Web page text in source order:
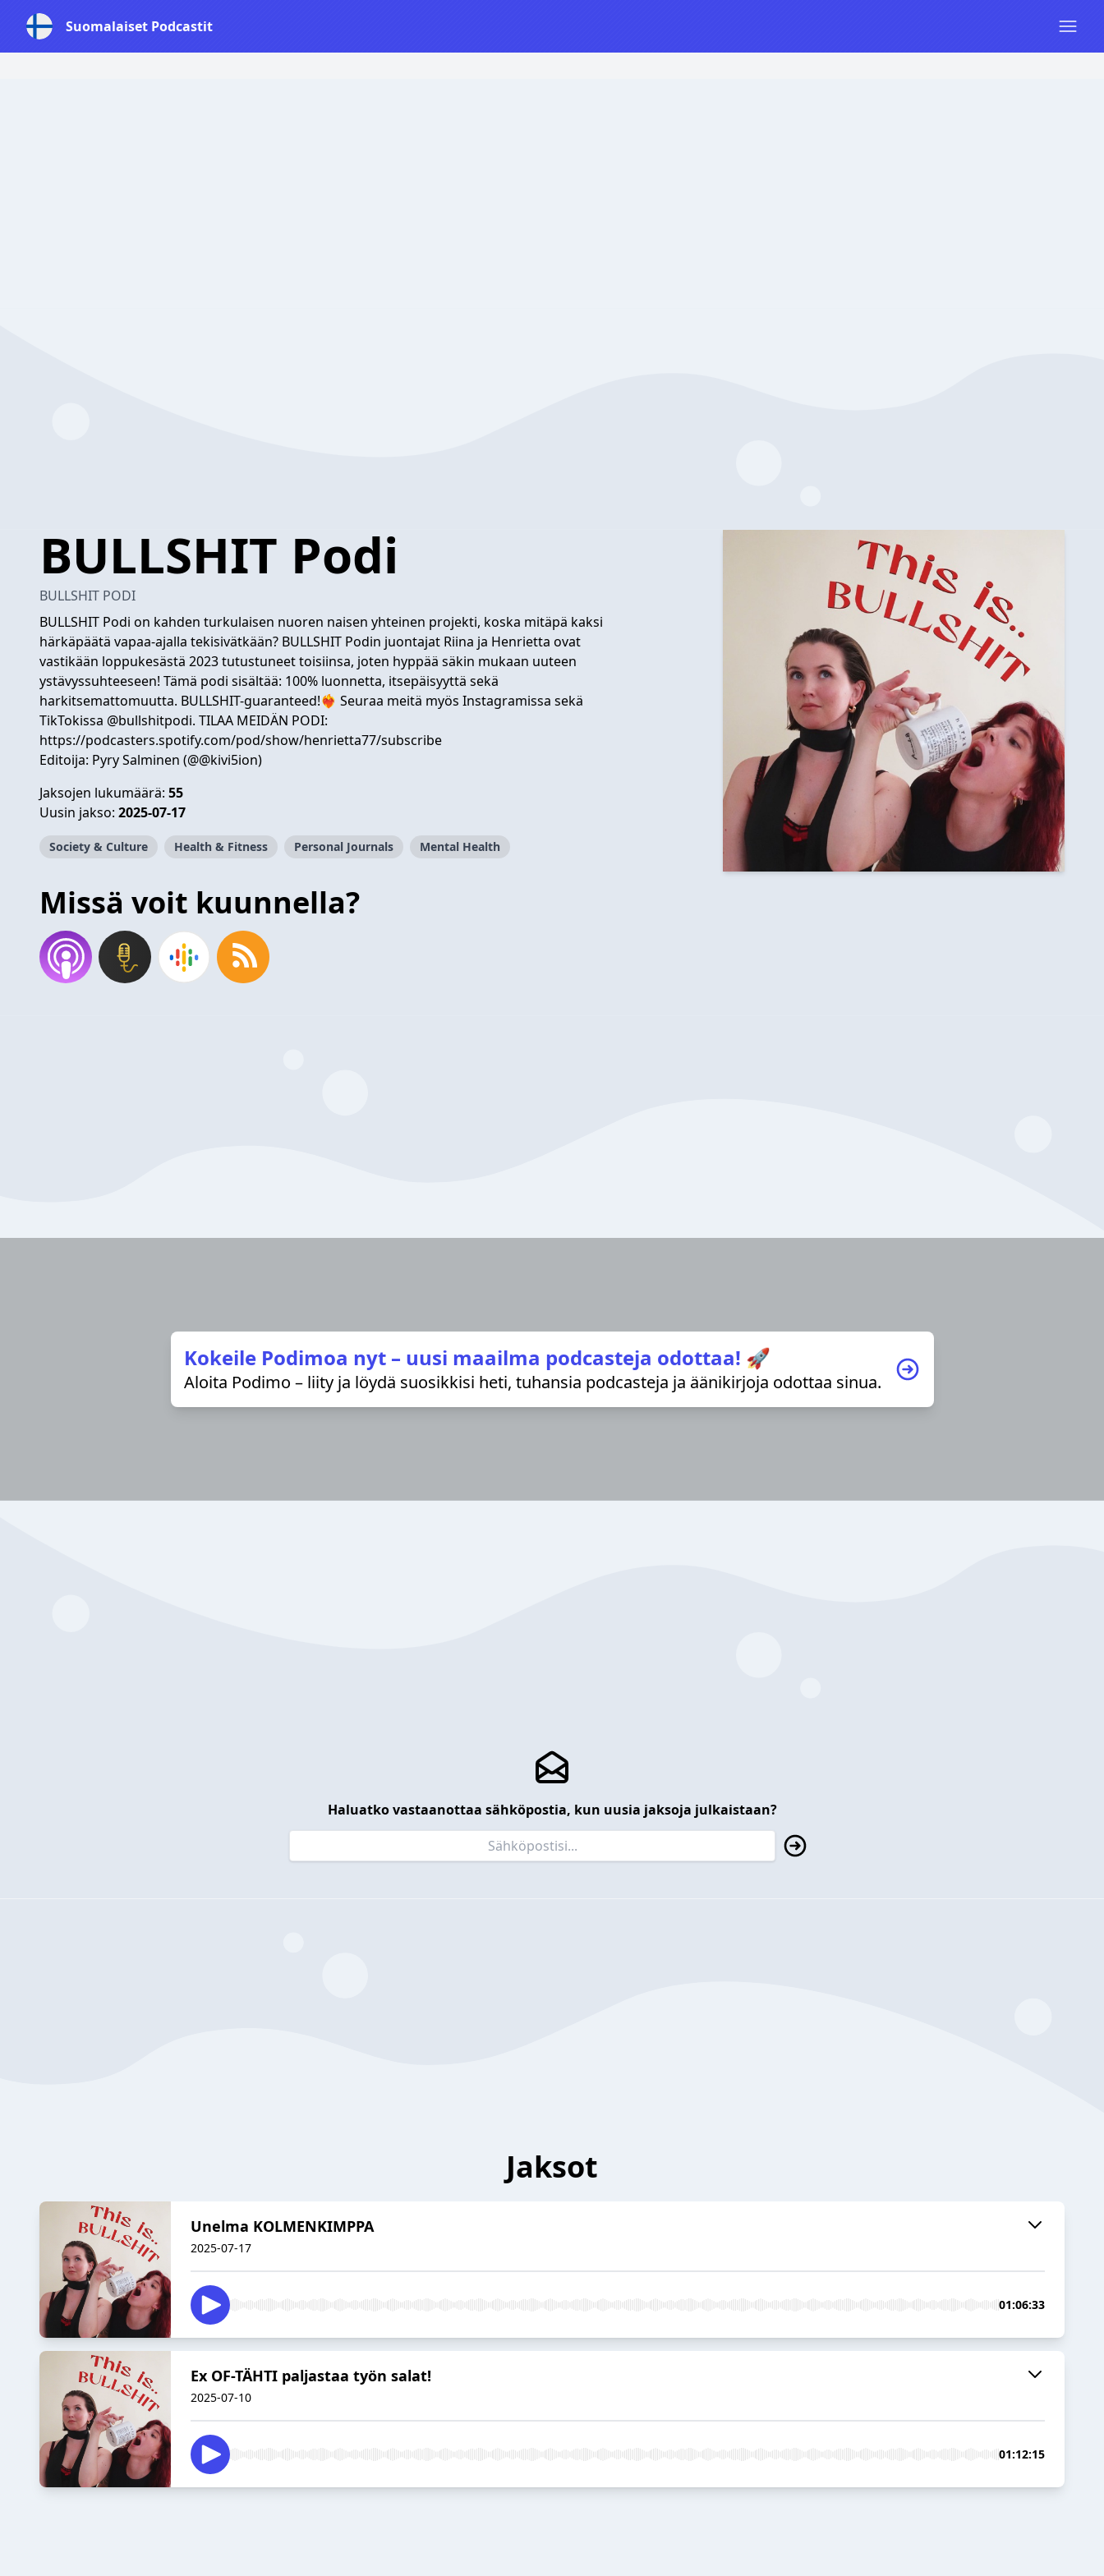
Suomalaiset Podcastit
BULLSHIT Podi
BULLSHIT PODI
BULLSHIT Podi on kahden turkulaisen nuoren naisen yhteinen projekti, koska mitäpä kaksi
härkäpäätä vapaa-ajalla tekisivätkään? BULLSHIT Podin juontajat Riina ja Henrietta ovat
vastikään loppukesästä 2023 tutustuneet toisiinsa, joten hyppää säkin mukaan uuteen
ystävyssuhteeseen! Tämä podi sisältää: 100% luonnetta, itsepäisyyttä sekä
harkitsemattomuutta. BULLSHIT-guaranteed!❤️‍🔥 Seuraa meitä myös Instagramissa sekä
TikTokissa @bullshitpodi. TILAA MEIDÄN PODI:
https://podcasters.spotify.com/pod/show/henrietta77/subscribe
Editoija: Pyry Salminen (@@kivi5ion)
Jaksojen lukumäärä: 55
Uusin jakso: 2025-07-17
Society & Culture Health & Fitness Personal Journals Mental Health
Missä voit kuunnella?
Kokeile Podimoa nyt – uusi maailma podcasteja odottaa! 🚀
Aloita Podimo – liity ja löydä suosikkisi heti, tuhansia podcasteja ja äänikirjoja odottaa sinua.
Haluatko vastaanottaa sähköpostia, kun uusia jaksoja julkaistaan?
Jaksot
Unelma KOLMENKIMPPA
2025-07-17
01:06:33
Ex OF-TÄHTI paljastaa työn salat!
2025-07-10
01:12:15